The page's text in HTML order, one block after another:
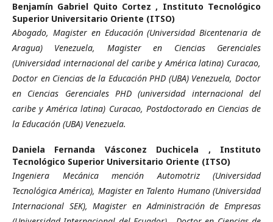
Benjamín Gabriel Quito Cortez , Instituto Tecnológico
Superior Universitario Oriente (ITSO)
Abogado, Magister en Educación (Universidad Bicentenaria de
Aragua) Venezuela, Magister en Ciencias Gerenciales
(Universidad internacional del caribe y América latina) Curacao,
Doctor en Ciencias de la Educación PHD (UBA) Venezuela, Doctor
en Ciencias Gerenciales PHD (universidad internacional del
caribe y América latina) Curacao, Postdoctorado en Ciencias de
la Educación (UBA) Venezuela.
Daniela Fernanda Vásconez Duchicela , Instituto
Tecnológico Superior Universitario Oriente (ITSO)
Ingeniera Mecánica mención Automotriz (Universidad
Tecnológica América), Magister en Talento Humano (Universidad
Internacional SEK), Magister en Administración de Empresas